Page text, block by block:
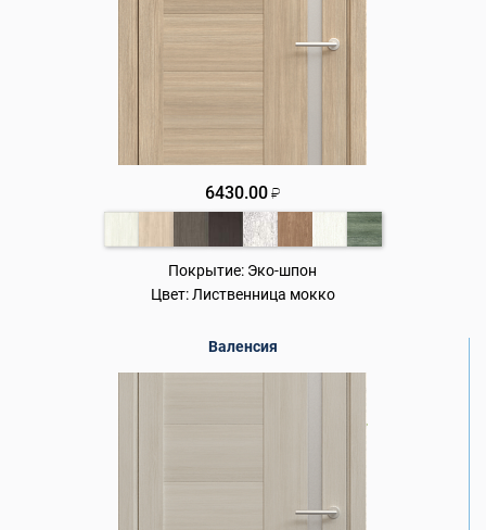
6430.00 ₽
Покрытие: Эко-шпон
Цвет: Лиственница мокко
Валенсия